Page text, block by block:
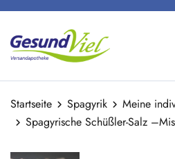
Startseite Spagyrik
Meine
Spagyrische Schüßler-Salz